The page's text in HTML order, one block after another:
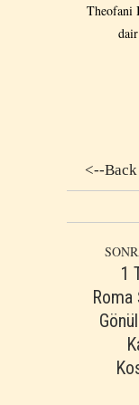
Theofani
<--Back
1
Roma